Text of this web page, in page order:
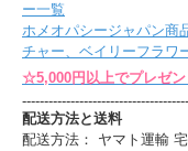
ー一覧
ホメオパシージャパン商
チャー、ベイリーフラワ
☆5,000円以上でプレゼン
配送方法と送料
配送方法： ヤマト運輸